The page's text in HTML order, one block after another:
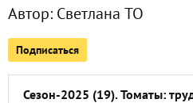
Автор: Светлана ТО
Подписаться
Дневник наблюдений в
Рассадная тара "девятка",
Сезон-2025 (19). Томаты: